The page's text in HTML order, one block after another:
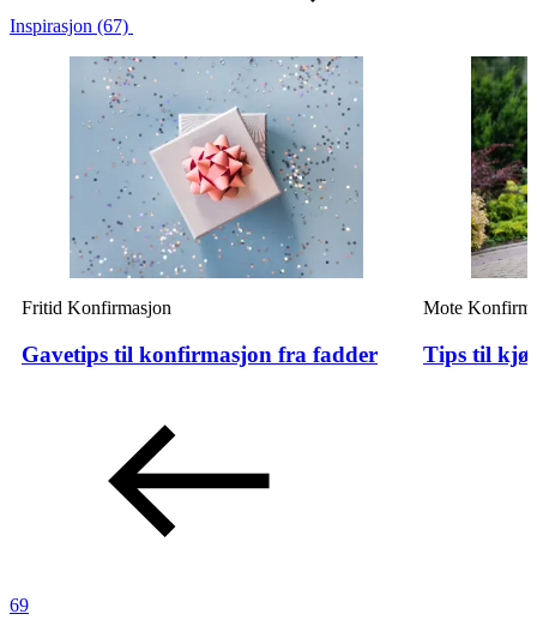
Inspirasjon (67)
Fritid Konfirmasjon
Gavetips til konfirmasjon fra fadder
Mote
Tips til
69